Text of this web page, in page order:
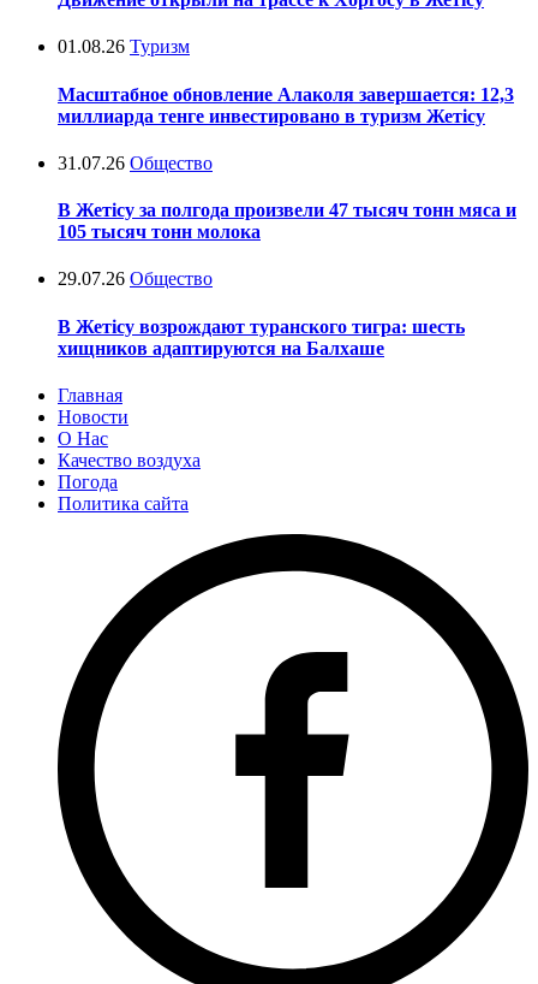
01.08.26 Туризм
Масштабное обновление Алаколя завершается: 12,3
миллиарда тенге инвестировано в туризм Жетісу
31.07.26 Общество
В Жетісу за полгода произвели 47 тысяч тонн мяса и
105 тысяч тонн молока
29.07.26 Общество
В Жетісу возрождают туранского тигра: шесть
хищников адаптируются на Балхаше
Главная
Новости
О Нас
Качество воздуха
Погода
Политика сайта